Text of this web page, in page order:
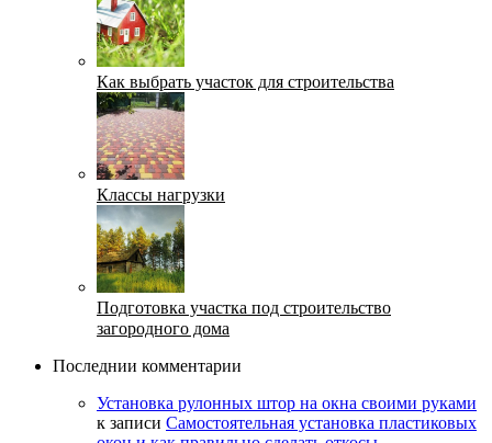
Как выбрать участок для строительства
Классы нагрузки
Подготовка участка под строительство
загородного дома
Последнии комментарии
Установка рулонных штор на окна своими руками
к записи Самостоятельная установка пластиковых